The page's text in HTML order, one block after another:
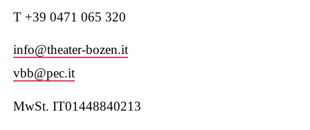
T +39 0471 065 320
info@theater-bozen.it
vbb@pec.it
MwSt. IT01448840213
W